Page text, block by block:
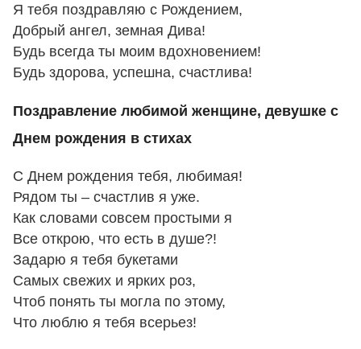
Я тебя поздравляю с Рождением,
Добрый ангел, земная Дива!
Будь всегда ты моим вдохновением!
Будь здорова, успешна, счастлива!
Поздравление любимой женщине, девушке с
Днем рождения в стихах
С Днем рождения тебя, любимая!
Рядом ты – счастлив я уже.
Как словами совсем простыми я
Все открою, что есть в душе?!
Задарю я тебя букетами
Самых свежих и ярких роз,
Чтоб понять ты могла по этому,
Что люблю я тебя всерьез!